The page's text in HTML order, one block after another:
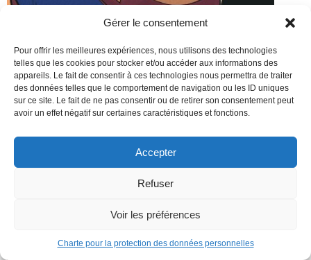
Gérer le consentement
Pour offrir les meilleures expériences, nous utilisons des technologies
telles que les cookies pour stocker et/ou accéder aux informations des
appareils. Le fait de consentir à ces technologies nous permettra de traiter
des données telles que le comportement de navigation ou les ID uniques
sur ce site. Le fait de ne pas consentir ou de retirer son consentement peut
avoir un effet négatif sur certaines caractéristiques et fonctions.
Accepter
Refuser
Voir les préférences
Charte pour la protection des données personnelles